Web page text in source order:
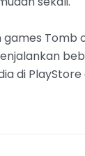
Tomb
di